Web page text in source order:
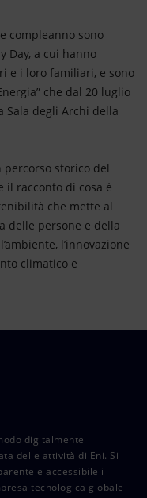
compleanno sono
Day, a cui hanno
e i loro familiari, e sono
che dal 20 luglio
Sala degli Archi della
storico del
il racconto di cosa è
che mette al
delle persone e della
l’innovazione
climatico e
digitalmente
delle attività di Eni. Si
e accessibile i
tecnologica globale